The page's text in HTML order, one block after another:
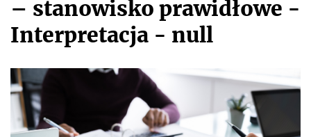
– stanowisko prawidłowe -
Interpretacja - null